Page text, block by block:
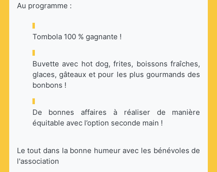
Au programme :
Tombola 100 % gagnante !
Buvette avec hot dog, frites, boissons fraîches,
glaces, gâteaux et pour les plus gourmands des
bonbons !
De bonnes affaires à réaliser de manière
équitable avec l’option seconde main !
Le tout dans la bonne humeur avec les bénévoles de
l'association